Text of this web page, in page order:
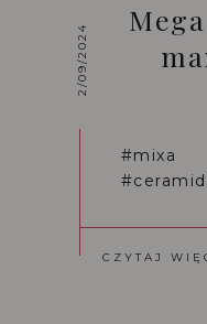
2/09/2024
#mixa
CZYTAJ